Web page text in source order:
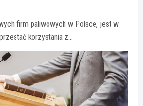
firm paliwowych w Polsce, jest w
korzystania z…